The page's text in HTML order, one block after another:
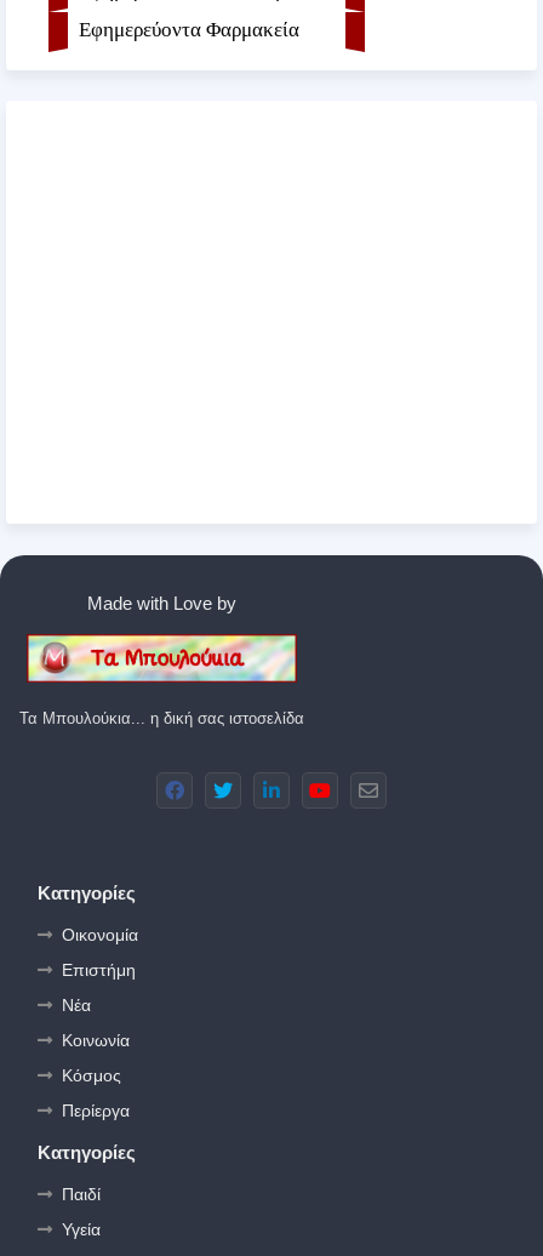
Εφημερεύοντα Φαρμακεία
Made with Love by
Τα Μπουλούκια... η δική σας ιστοσελίδα
Κατηγορίες
Οικονομία
Επιστήμη
Νέα
Κοινωνία
Κόσμος
Περίεργα
Κατηγορίες
Παιδί
Υγεία